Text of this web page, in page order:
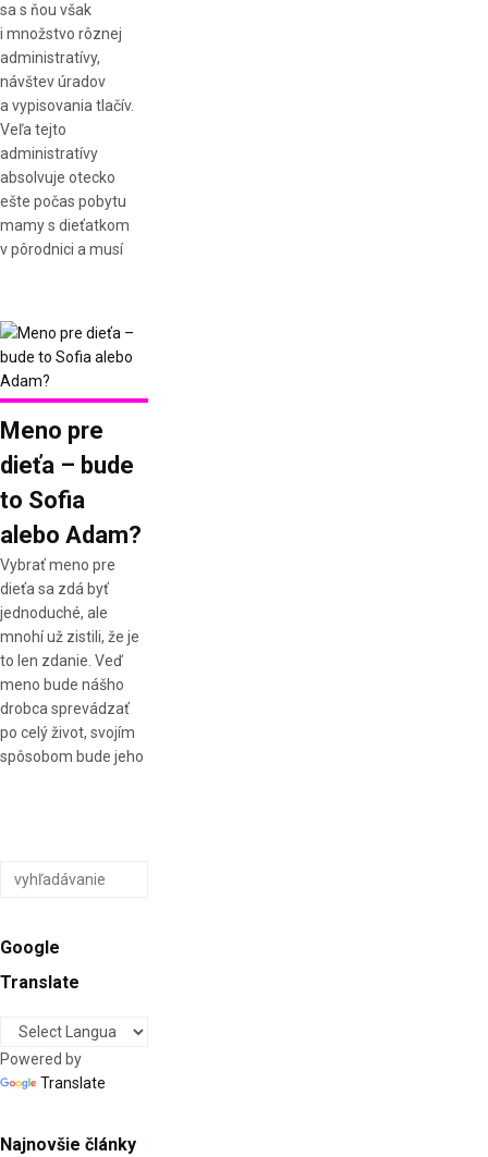
sa s ňou však
i množstvo rôznej
administratívy,
návštev úradov
a vypisovania tlačív.
Veľa tejto
administratívy
absolvuje otecko
ešte počas pobytu
mamy s dieťatkom
v pôrodnici a musí
Meno pre
dieťa – bude
to Sofia
alebo Adam?
Vybrať meno pre
dieťa sa zdá byť
jednoduché, ale
mnohí už zistili, že je
to len zdanie. Veď
meno bude nášho
drobca sprevádzať
po celý život, svojím
spôsobom bude jeho
Google
Translate
Powered by
Translate
Najnovšie články